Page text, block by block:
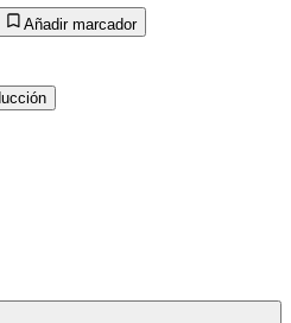
Añadir marcador